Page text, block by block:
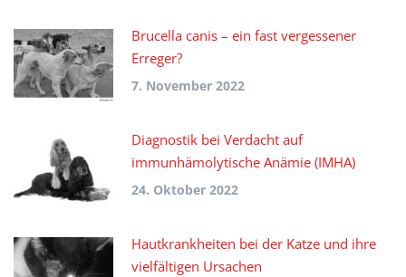
Brucella canis – ein fast vergessener
Erreger?
7. November 2022
Diagnostik bei Verdacht auf
immunhämolytische Anämie (IMHA)
24. Oktober 2022
Hautkrankheiten bei der Katze und ihre
vielfältigen Ursachen